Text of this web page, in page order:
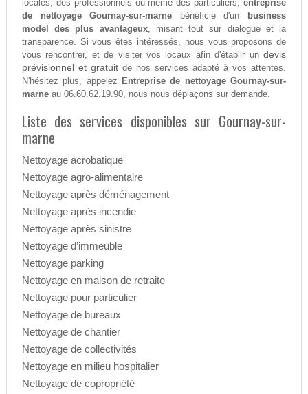
locales, des professionnels ou même des particuliers,entreprise
de nettoyage Gournay-sur-marne bénéficie d'un
business
model des plus avantageux, misant tout sur dialogue et la
transparence. Si vous êtes intéressés, nous vous proposons de
vous rencontrer, et de visiter vos locaux afin d'établir undevis
prévisionnel et gratuitde nos services adapté à vos attentes.
N'hésitez plus, appelez Entreprise de nettoyage Gournay-sur-
marneau 06.60.62.19.90, nous nous déplaçons sur demande.
Liste des services disponibles sur Gournay-sur-
marne
Nettoyage acrobatique
Nettoyage agro-alimentaire
Nettoyage après déménagement
Nettoyage après incendie
Nettoyage après sinistre
Nettoyage d’immeuble
Nettoyage parking
Nettoyage en maison de retraite
Nettoyage pour particulier
Nettoyage de bureaux
Nettoyage de chantier
Nettoyage de collectivités
Nettoyage en milieu hospitalier
Nettoyage de copropriété